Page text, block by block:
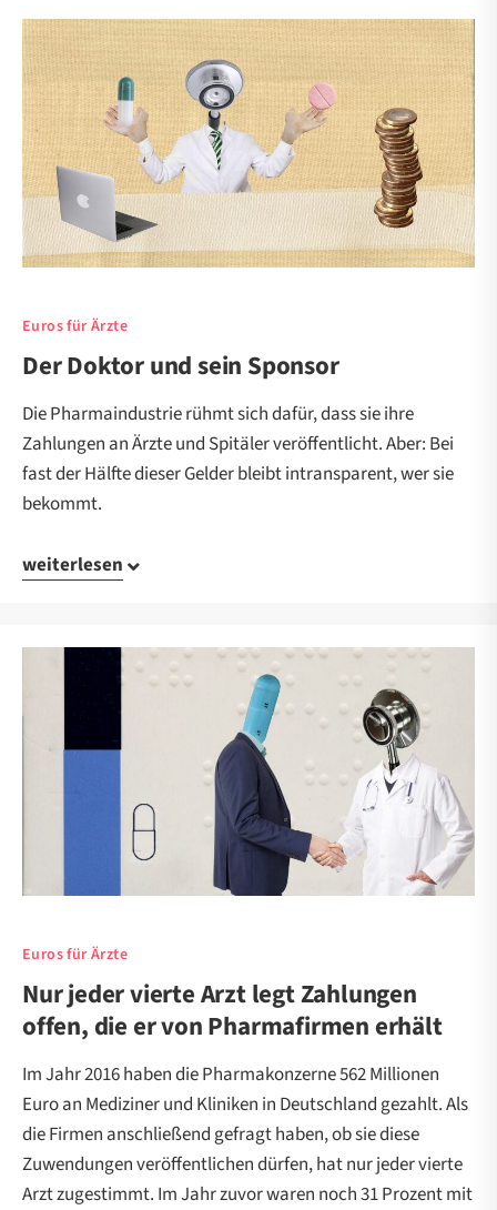
Euros für Ärzte
Der Doktor und sein Sponsor
Die Pharmaindustrie rühmt sich dafür, dass sie ihre
Zahlungen an Ärzte und Spitäler veröffentlicht. Aber: Bei
fast der Hälfte dieser Gelder bleibt intransparent, wer sie
bekommt.
weiterlesen
Euros für Ärzte
Nur jeder vierte Arzt legt Zahlungen
offen, die er von Pharmafirmen erhält
Im Jahr 2016 haben die Pharmakonzerne 562 Millionen
Euro an Mediziner und Kliniken in Deutschland gezahlt. Als
die Firmen anschließend gefragt haben, ob sie diese
Zuwendungen veröffentlichen dürfen, hat nur jeder vierte
Arzt zugestimmt. Im Jahr zuvor waren noch 31 Prozent mit